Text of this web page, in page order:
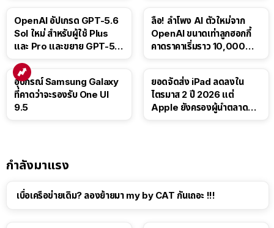
OpenAI อัปเกรด GPT-5.6
Sol ใหม่ สำหรับผู้ใช้ Plus
และ Pro และขยาย GPT-5.6
ลือ! ลำโพง AI ตัวใหม่จาก
OpenAI ขนาดเท่าลูกฮอกกี้
คาดราคาเริ่มราว 10,000
อุปกรณ์ Samsung Galaxy
ที่คาดว่าจะรองรับ One UI
9.5
ยอดจัดส่ง iPad ลดลงใน
ไตรมาส 2 ปี 2026 แต่
Apple ยังครองผู้นำตลาด
กำลังมาแรง
เบื่อเครือข่ายเดิม? ลองย้ายมา my by CAT กันเถอะ !!!